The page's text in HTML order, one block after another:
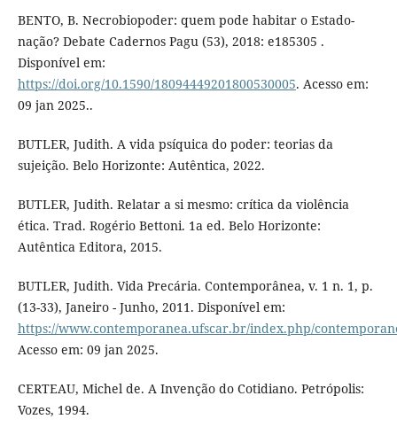
BENTO, B. Necrobiopoder: quem pode habitar o Estado-
nação? Debate Cadernos Pagu (53), 2018: e185305 .
Disponível em:
https://doi.org/10.1590/18094449201800530005. Acesso em:
09 jan 2025..
BUTLER, Judith. A vida psíquica do poder: teorias da
sujeição. Belo Horizonte: Autêntica, 2022.
BUTLER, Judith. Relatar a si mesmo: crítica da violência
ética. Trad. Rogério Bettoni. 1a ed. Belo Horizonte:
Autêntica Editora, 2015.
BUTLER, Judith. Vida Precária. Contemporânea, v. 1 n. 1, p.
(13-33), Janeiro - Junho, 2011. Disponível em:
https://www.contemporanea.ufscar.br/index.php/
Acesso em: 09 jan 2025.
CERTEAU, Michel de. A Invenção do Cotidiano. Petrópolis:
Vozes, 1994.